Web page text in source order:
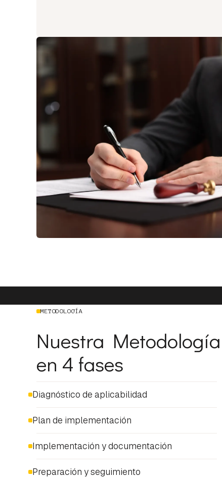
METODOLOGÍA
Nuestra Metodología
en 4 fases
Diagnóstico de aplicabilidad
Plan de implementación
Implementación y documentación
Preparación y seguimiento